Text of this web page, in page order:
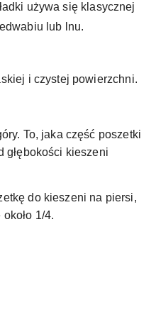
używa się klasycznej
lub lnu.
i czystej powierzchni.
To, jaka część poszetki
głębokości kieszeni
do kieszeni na piersi,
1/4.